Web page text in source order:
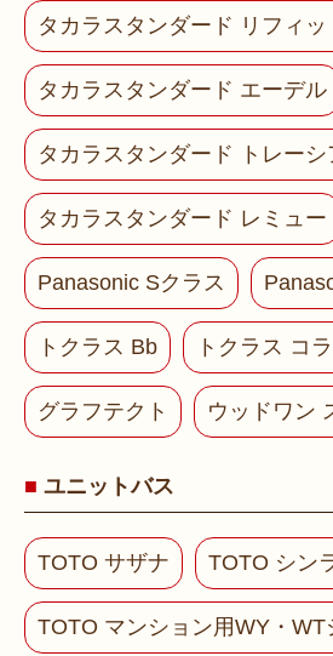
タカラスタンダード リフィッ
タカラスタンダード エーデル
タカラスタンダード トレーシ
タカラスタンダード レミュー
Panasonic Sクラス
トクラス Bb トクラス コ
グラフテクト ウッドワン
ユニットバス
TOTO サザナ TOTO シン
TOTO マンション用WY・WT